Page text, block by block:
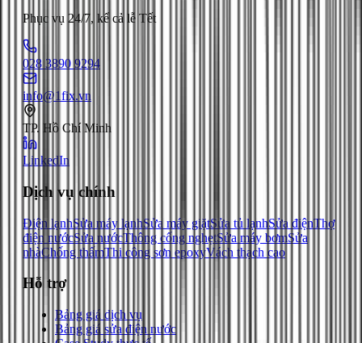
Phục vụ 24/7, kể cả lễ Tết
028 3890 9294
info@1fix.vn
TP. Hồ Chí Minh
LinkedIn
Dịch vụ chính
Điện lạnhSửa máy lạnhSửa máy giặtSửa tủ lạnhSửa điệnThợ
điện nướcSửa nướcThông cống nghẹtSửa máy bơmSửa
nhàChống thấmThi công sơn epoxyVách thạch cao
Hỗ trợ
Bảng giá dịch vụ
Bảng giá sửa điện nước